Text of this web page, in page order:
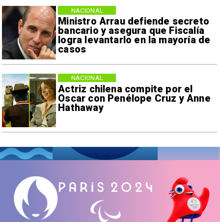
Ministro Arrau defiende secreto
bancario y asegura que Fiscalía
logra levantarlo en la mayoría de
casos
NACIONAL
Actriz chilena compite por el
Oscar con Penélope Cruz y Anne
Hathaway
NACIONAL